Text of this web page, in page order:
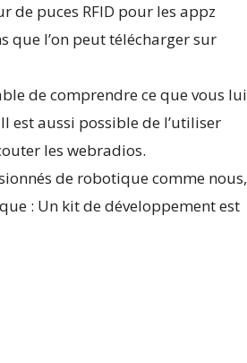
de puces RFID pour les appz
l’on peut télécharger sur
de comprendre ce que vous lui
est aussi possible de l’utiliser
les webradios.
de robotique comme nous,
: Un kit de développement est